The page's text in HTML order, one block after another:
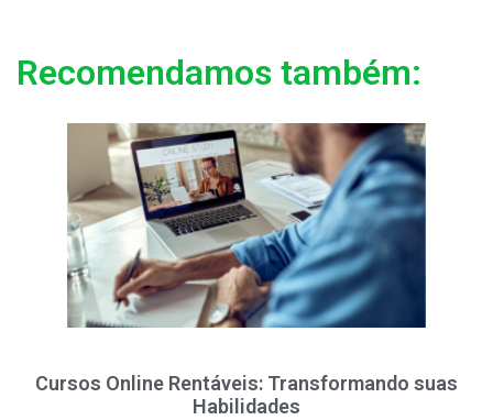
Recomendamos também:
Cursos Online Rentáveis: Transformando suas
Habilidades